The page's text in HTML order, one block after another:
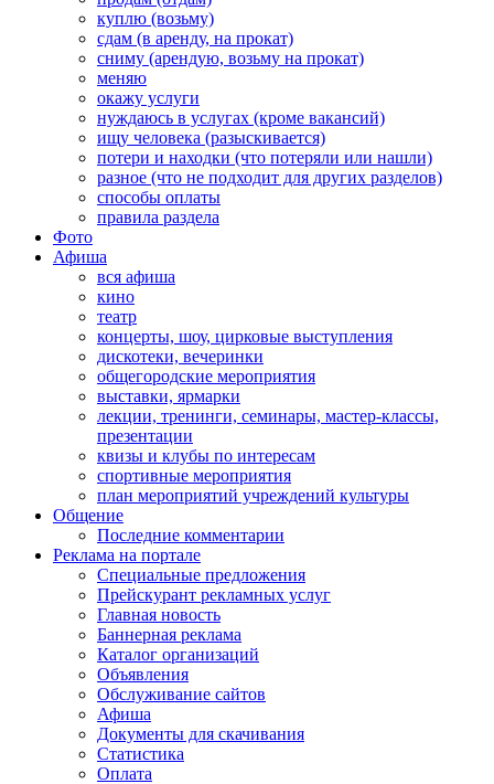
куплю (возьму)
сдам (в аренду, на прокат)
сниму (арендую, возьму на прокат)
меняю
окажу услуги
нуждаюсь в услугах (кроме вакансий)
ищу человека (разыскивается)
потери и находки (что потеряли или нашли)
разное (что не подходит для других разделов)
способы оплаты
правила раздела
Фото
Афиша
вся афиша
кино
театр
концерты, шоу, цирковые выступления
дискотеки, вечеринки
общегородские мероприятия
выставки, ярмарки
лекции, тренинги, семинары, мастер-классы,
презентации
квизы и клубы по интересам
спортивные мероприятия
план мероприятий учреждений культуры
Общение
Последние комментарии
Реклама на портале
Специальные предложения
Прейскурант рекламных услуг
Главная новость
Баннерная реклама
Каталог организаций
Объявления
Обслуживание сайтов
Афиша
Документы для скачивания
Статистика
Оплата